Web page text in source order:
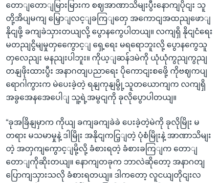
တောျတောျမြားမြားက စဈအာဏာသိမျးပွီးနောကျပိုငျး သူ
တို့အိပျမကျ မြှောျလင့ျခကြျတှေ အကောငျအထညျဖောျ
နိုငျဖို့ ခကျခဲသှားတယျလို့ ပွောနကွေပါတယျ။ လကျရှိ နိုငျငံရေး
မတညျငွိမျမှုတှကွေောင့ျ ရှေ့ရေး မရရောဘူးလို့ ပွောနကွေသူ
တှလေညျး မနညျးပါဘူး။ ကိုယ့ျဆန်ဒမဲကို ယုံယုံကွညျကွညျ
တနျဖိုးထားပွီး အနာဂတျပညာရေး ပိုကောငျးစဖေို့ ကိုဗဈကပျ
ရောဂါကွားက မဲပေးခဲ့တဲ့ ရနျကုနျမွို့သူတယောကျက လကျရှိ
အခွအေနအေပေါျ သူ့ရဲ့အမွငျကို ခုလိုပွောပါတယျ။
“ခုအခြိနျမှာက ကိုယျ ခကျခကျခဲခဲ ပေးခဲ့တဲ့မဲကို ခုလိုမြိုး မ
တရား မသမာမှုနဲ့ ဒါမြိုး အနိုငျကငြ့ျတဲ့ ပုံစံမြိုးနဲ့ အာဏာသိမျး
တဲ့ အတှကျကွောင့ျမို့လို့ ခံစားရတဲ့ ခံစားခကြျက တောျ
တောျကိုဆိုးတယျ။ နောကျတခုက ဘာလဲဆိုတော့ အနာဂတျ
ပြောကျသှားသလို ခံစားရတယျ။ ဒါကတော့ လူငယျတိုငျးလ